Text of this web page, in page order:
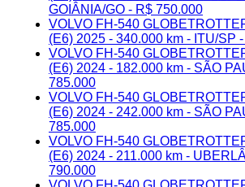
GOIÂNIA/GO - R$ 750.000
VOLVO FH-540
(E6) 2025 - 340.000 km - ITU/SP
VOLVO FH-540
(E6) 2024 - 182.000 km - SÃO
785.000
VOLVO FH-540
(E6) 2024 - 242.000 km - SÃO
785.000
VOLVO FH-540
(E6) 2024 - 211.000 km -
790.000